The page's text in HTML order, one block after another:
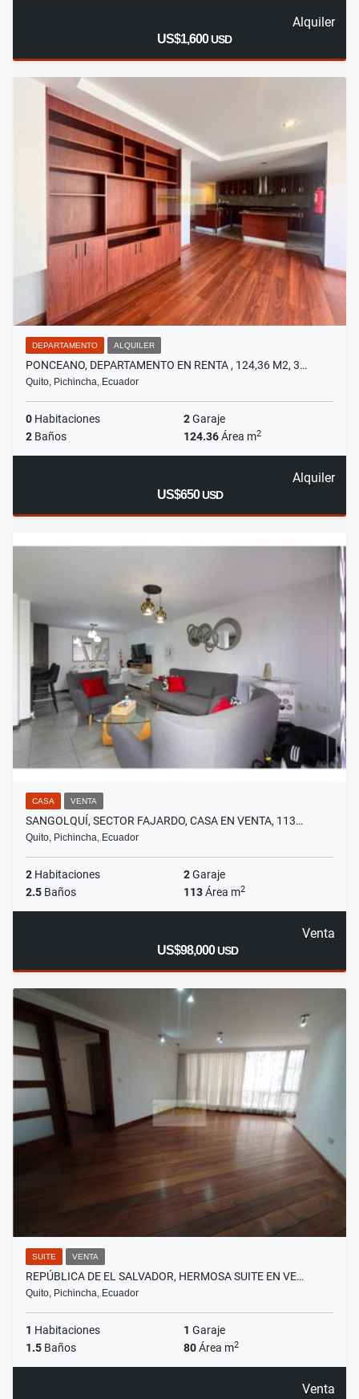
Alquiler
US$1,600USD
DEPARTAMENTO ALQUILER
PONCEANO, DEPARTAMENTO EN RENTA , 124,36 M2, 3…
Quito, Pichincha, Ecuador
0 Habitaciones 2Garaje
2 Baños 124.36Área m2
Alquiler
US$650USD
CASA VENTA
SANGOLQUÍ, SECTOR FAJARDO, CASA EN VENTA, 113…
Quito, Pichincha, Ecuador
2 Habitaciones 2Garaje
2.5 Baños 113Área m2
Venta
US$98,000USD
SUITE VENTA
REPÚBLICA DE EL SALVADOR, HERMOSA SUITE EN VE…
Quito, Pichincha, Ecuador
1 Habitaciones 1 Garaje
1.5 Baños 80Área m2
Venta